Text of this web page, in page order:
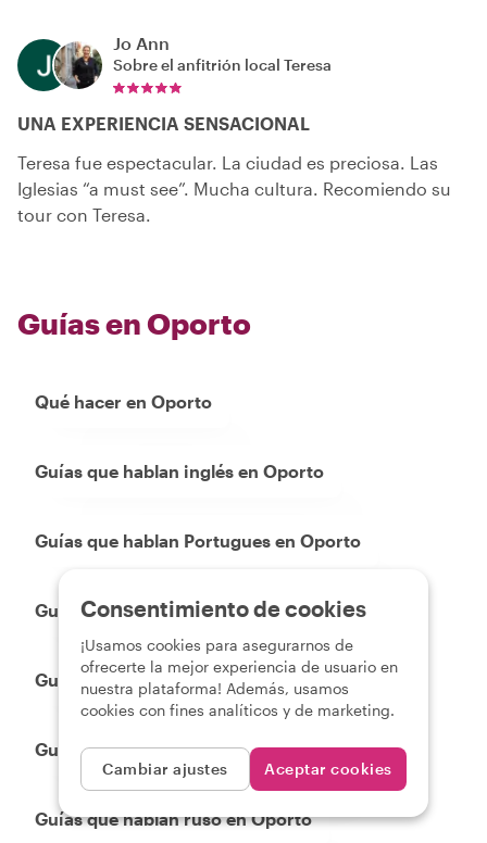
Jo Ann
Sobre el anfitrión local Teresa
UNA EXPERIENCIA SENSACIONAL
Teresa fue espectacular. La ciudad es preciosa. Las
Iglesias “a must see”. Mucha cultura. Recomiendo su
tour con Teresa.
Guías en Oporto
Qué hacer en Oporto
Guías que hablan inglés en Oporto
Guías que hablan Portugues en Oporto
Guías que hablan Espanol en Oporto
Guías que hablan Francais en Oporto
Guías que hablan alemán en Oporto
Guías que hablan ruso en Oporto
Consentimiento de cookies
¡Usamos cookies para asegurarnos de
ofrecerte la mejor experiencia de usuario en
nuestra plataforma! Además, usamos
cookies con fines analíticos y de marketing.
Cambiar ajustes Aceptar cookies